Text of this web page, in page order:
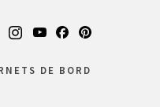
DE BORD